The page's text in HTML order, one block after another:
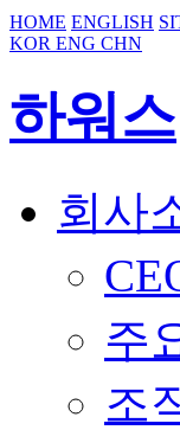
HOME ENGLISH
KOR ENG CHN
하워스
회사
주
조